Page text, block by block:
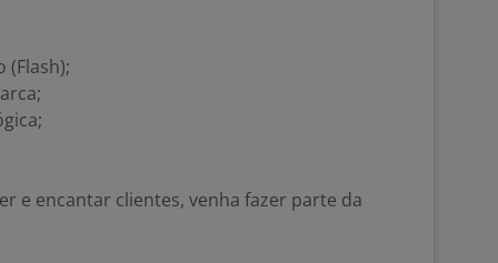
(Flash);
e encantar clientes, venha fazer parte da